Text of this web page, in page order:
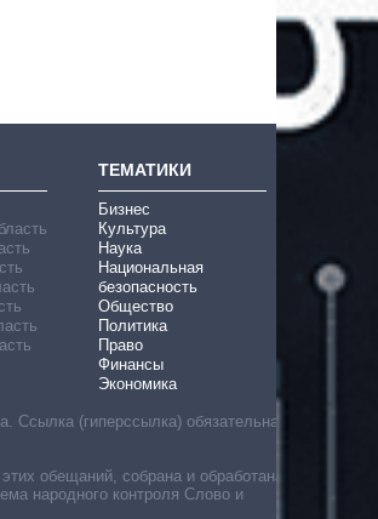
ТЕМАТИКИ
Бизнес
Культура
Наука
Национальная
безопасность
Общество
Политика
Право
Финансы
Экономика
Ссылка (гиперссылка) обязательна
обещаний, собрана и обработана
народного контроля Слово и